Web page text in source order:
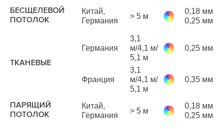
БЕСЩЕЛЕВОЙ
ПОТОЛОК
Китай,
Германия
> 5 м
0,18 мм
0,25 мм
ТКАНЕВЫЕ
Германия
3,1
м/4,1 м/
5,1 м
0,25 мм
Франция
3,1
м/4,1 м/
5,1 м
0,35 мм
ПАРЯЩИЙ
ПОТОЛОК
Китай,
Германия
> 5 м
0,18 мм
0,25 мм